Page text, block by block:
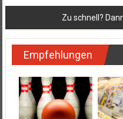
Zu schnell?
Empfehlungen